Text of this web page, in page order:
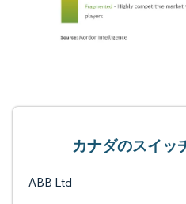
カナダのスイッ
ABB Ltd